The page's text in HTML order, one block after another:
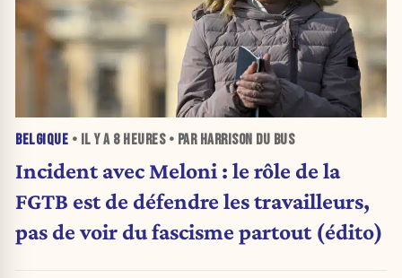
BELGIQUE • IL Y A 8 HEURES• PAR HARRISON DU BUS
Incident avec Meloni : le rôle de la
FGTB est de défendre les travailleurs,
pas de voir du fascisme partout (édito)